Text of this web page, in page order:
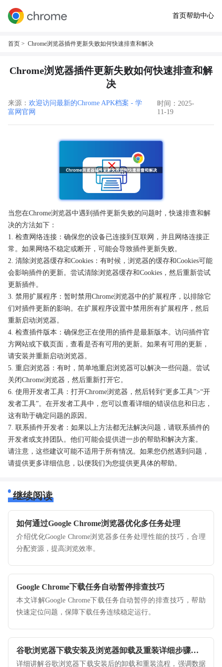
首页帮助中心
首页 > Chrome浏览器插件更新失败如何快速排查和解决
Chrome浏览器插件更新失败如何快速排查和解
决
来源： 欢迎访问最新的Chrome APK档案 - 学
富网官网
时间：2025-
11-19
当您在Chrome浏览器中遇到插件更新失败的问题时，快速排查和解
决的方法如下：
1. 检查网络连接：确保您的设备已连接到互联网，并且网络连接正
常。如果网络不稳定或断开，可能会导致插件更新失败。
2. 清除浏览器缓存和Cookies：有时候，浏览器的缓存和Cookies可能
会影响插件的更新。尝试清除浏览器缓存和Cookies，然后重新尝试
更新插件。
3. 禁用扩展程序：暂时禁用Chrome浏览器中的扩展程序，以排除它
们对插件更新的影响。在扩展程序设置中禁用所有扩展程序，然后
重新启动浏览器。
4. 检查插件版本：确保您正在使用的插件是最新版本。访问插件官
方网站或下载页面，查看是否有可用的更新。如果有可用的更新，
请安装并重新启动浏览器。
5. 重启浏览器：有时，简单地重启浏览器可以解决一些问题。尝试
关闭Chrome浏览器，然后重新打开它。
6. 使用开发者工具：打开Chrome浏览器，然后转到“更多工具”>“开
发者工具”。在开发者工具中，您可以查看详细的错误信息和日志，
这有助于确定问题的原因。
7. 联系插件开发者：如果以上方法都无法解决问题，请联系插件的
开发者或支持团队。他们可能会提供进一步的帮助和解决方案。
请注意，这些建议可能不适用于所有情况。如果您仍然遇到问题，
请提供更多详细信息，以便我们为您提供更具体的帮助。
继续阅读
如何通过Google Chrome浏览器优化多任务处理
介绍优化Google Chrome浏览器多任务处理性能的技巧，合理
分配资源，提高浏览效率。
Google Chrome下载任务自动暂停排查技巧
本文详解Google Chrome下载任务自动暂停的排查技巧，帮助
快速定位问题，保障下载任务连续稳定运行。
谷歌浏览器下载安装及浏览器卸载及重装详细步骤讲解
详细讲解谷歌浏览器下载安装后的卸载和重装流程，强调数据